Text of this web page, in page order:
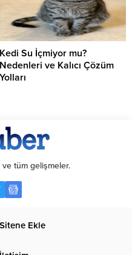
Kedi Su İçmiyor mu?
Nedenleri ve Kalıcı Çözüm
Yolları
tüm gelişmeler.
Sitene Ekle